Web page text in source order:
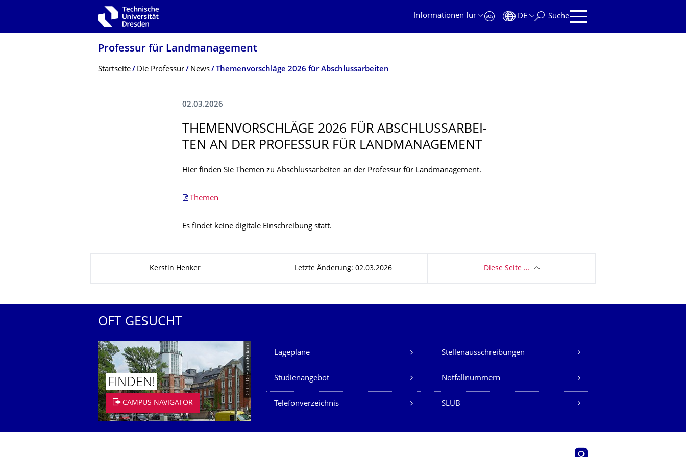
Zur Hauptnavigation springen
Informationen für
DE Suche
Professur für Landmanagement
Breadcrumb-Menü
Startseite Die Professur News Themenvorschläge 2026 für Abschlussarbeiten
02.03.2026
THEMENVORSCHLÄ­GE 2026 FÜR ABSCHLUSSARBEI­
TEN AN DER PROFESSUR FÜR LANDMANAGEMENT
Hier finden Sie Themen zu Abschlussarbeiten an der Professur für Landmanagement.
Themen
Es findet keine digitale Einschreibung statt.
Kerstin Henker Letzte Änderung: 02.03.2026 Diese Seite …
OFT GESUCHT
© TU Dresden/Eckold
FINDEN!
CAMPUS NAVIGATOR
Unsere Dienste
Lagepläne Stellenausschreibungen
Studienangebot Notfallnummern
Telefonverzeichnis SLUB
Instagram